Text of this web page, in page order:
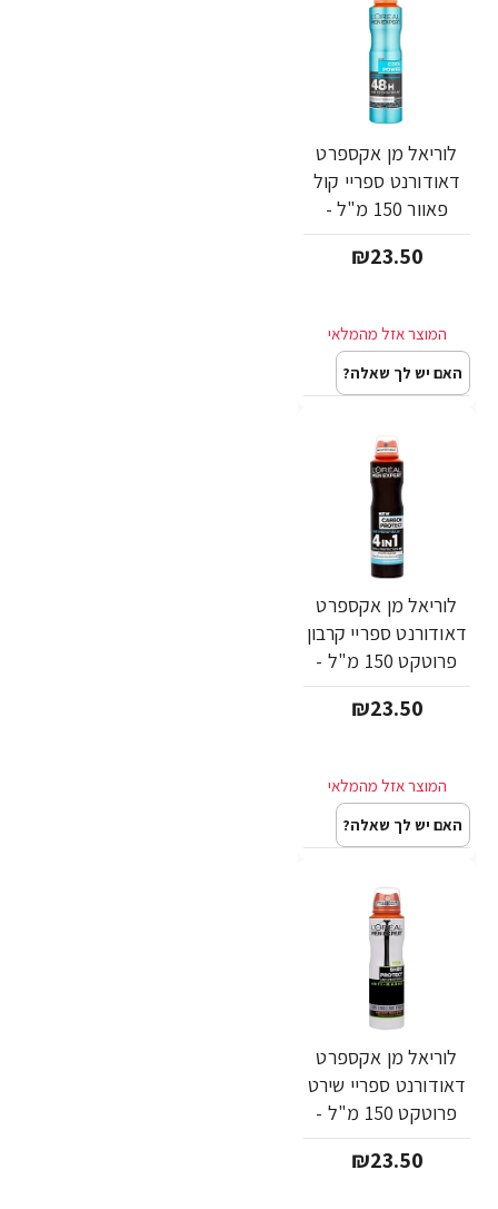
לוריאל מן אקספרט
דאודורנט ספריי קול
פאוור 150 מ"ל -
מבית L'OREAL
₪23.50
האם יש לך שאלה?
לוריאל מן אקספרט
דאודורנט ספריי קרבון
פרוטקט 150 מ"ל -
מבית L'OREAL
₪23.50
האם יש לך שאלה?
לוריאל מן אקספרט
דאודורנט ספריי שירט
פרוטקט 150 מ"ל -
מבית L'OREAL
₪23.50